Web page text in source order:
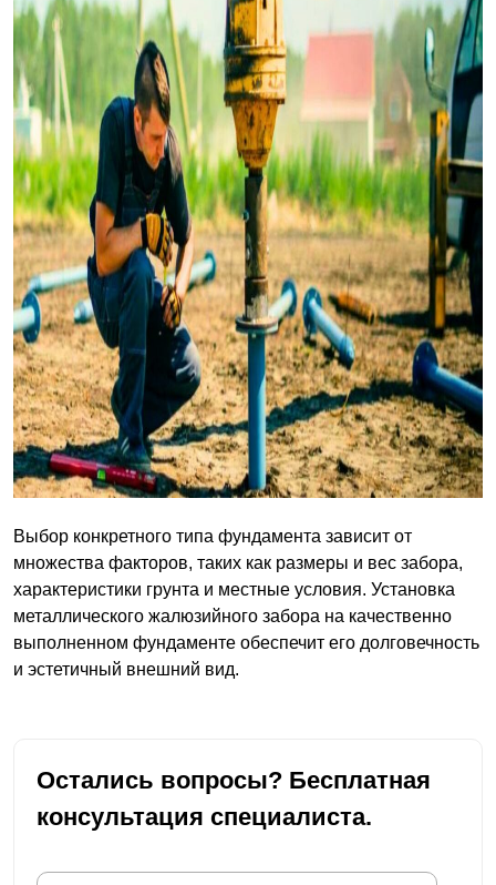
Выбор конкретного типа фундамента зависит от
множества факторов, таких как размеры и вес забора,
характеристики грунта и местные условия. Установка
металлического жалюзийного забора на качественно
выполненном фундаменте обеспечит его долговечность
и эстетичный внешний вид.
Остались вопросы? Бесплатная
консультация специалиста.